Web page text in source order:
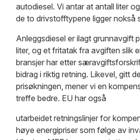
autodiesel. Vi antar at antall liter
de to drivstofftypene ligger nokså
Anleggsdiesel er ilagt grunnavgift
liter, og et fritatak fra avgiften slik
bransjer har etter
bidrag i riktig retning. Likevel, gitt
prisøkningen, mener vi en
treffe bedre. EU har også
utarbeidet retningslinjer for
høye energipriser som følge av